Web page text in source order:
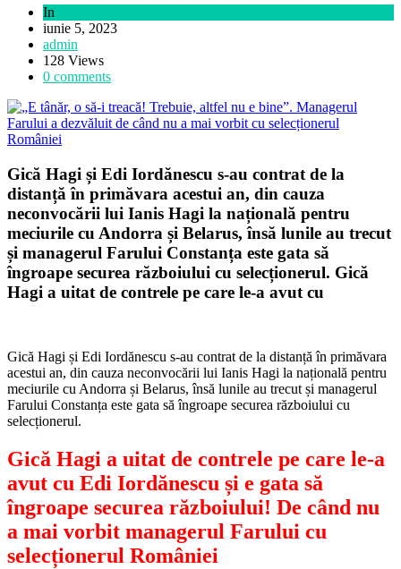
In
iunie 5, 2023
admin
128 Views
0 comments
Gică Hagi și Edi Iordănescu s-au contrat de la
distanță în primăvara acestui an, din cauza
neconvocării lui Ianis Hagi la națională pentru
meciurile cu Andorra și Belarus, însă lunile au trecut
și managerul Farului Constanța este gata să
îngroape securea războiului cu selecționerul. Gică
Hagi a uitat de contrele pe care le-a avut cu
Gică Hagi și Edi Iordănescu s-au contrat de la distanță în primăvara
acestui an, din cauza neconvocării lui Ianis Hagi la națională pentru
meciurile cu Andorra și Belarus, însă lunile au trecut și managerul
Farului Constanța este gata să îngroape securea războiului cu
selecționerul.
Gică Hagi a uitat de contrele pe care le-a
avut cu Edi Iordănescu și e gata să
îngroape securea războiului! De când nu
a mai vorbit managerul Farului cu
selecționerul României